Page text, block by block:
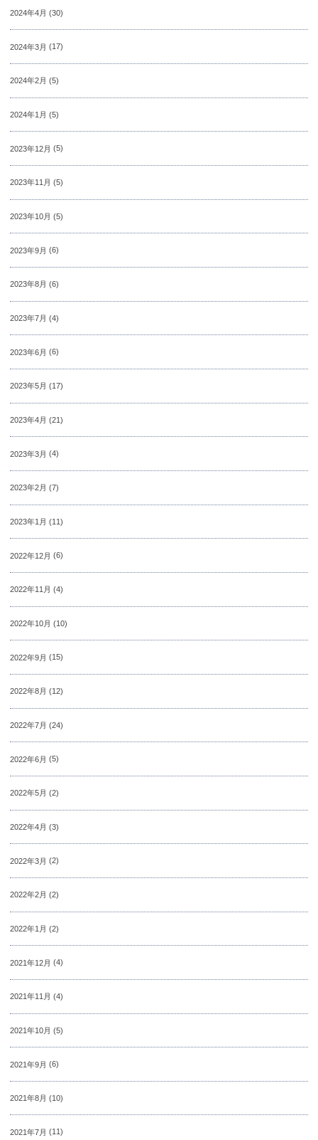
2024年4月 (30)
2024年3月 (17)
2024年2月 (5)
2024年1月 (5)
2023年12月 (5)
2023年11月 (5)
2023年10月 (5)
2023年9月 (6)
2023年8月 (6)
2023年7月 (4)
2023年6月 (6)
2023年5月 (17)
2023年4月 (21)
2023年3月 (4)
2023年2月 (7)
2023年1月 (11)
2022年12月 (6)
2022年11月 (4)
2022年10月 (10)
2022年9月 (15)
2022年8月 (12)
2022年7月 (24)
2022年6月 (5)
2022年5月 (2)
2022年4月 (3)
2022年3月 (2)
2022年2月 (2)
2022年1月 (2)
2021年12月 (4)
2021年11月 (4)
2021年10月 (5)
2021年9月 (6)
2021年8月 (10)
2021年7月 (11)